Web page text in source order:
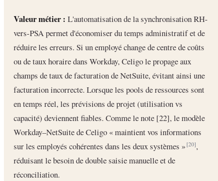
Valeur métier : L'automatisation de la synchronisation RH-
vers-PSA permet d'économiser du temps administratif et de
réduire les erreurs. Si un employé change de centre de coûts
ou de taux horaire dans Workday, Celigo le propage aux
champs de taux de facturation de NetSuite, évitant ainsi une
facturation incorrecte. Lorsque les pools de ressources sont
en temps réel, les prévisions de projet (utilisation vs
capacité) deviennent fiables. Comme le note [22], le modèle
Workday–NetSuite de Celigo « maintient vos informations
sur les employés cohérentes dans les deux systèmes »[20],
réduisant le besoin de double saisie manuelle et de
réconciliation.